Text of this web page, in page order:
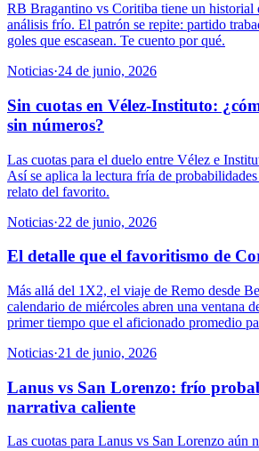
RB Bragantino vs Coritiba tiene un historial
análisis frío. El patrón se repite: partido
goles que escasean. Te cuento por qué.
Noticias·24 de junio, 2026
Sin cuotas en Vélez-Instituto:
sin números?
Las cuotas para el duelo entre Vélez e
Así se aplica la lectura fría de
relato del favorito.
Noticias·22 de junio, 2026
El detalle que el favoritismo de
Más allá del 1X2, el viaje de Remo desde
calendario de miércoles abren una ventana
primer tiempo que el aficionado promedio
Noticias·21 de junio, 2026
Lanus vs San Lorenzo: frío
narrativa caliente
Las cuotas para Lanus vs San Lorenzo aún